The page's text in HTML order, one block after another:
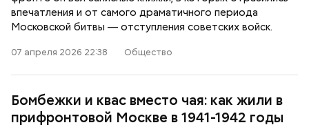
впечатления и от самого драматичного периода
Московской битвы — отступления советских войск.
07 апреля 2026 22:38 Общество
Бомбежки и квас вместо чая: как жили в
прифронтовой Москве в 1941-1942 годы